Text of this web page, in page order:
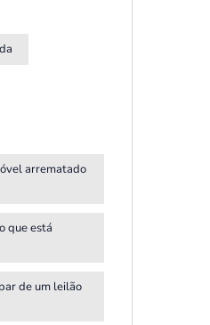
arrematado
que está
de um leilão